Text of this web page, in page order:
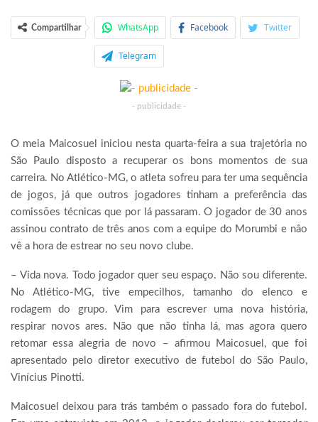
Compartilhar WhatsApp Facebook Twitter
Telegram
- publicidade -
O meia Maicosuel iniciou nesta quarta-feira a sua trajetória no
São Paulo disposto a recuperar os bons momentos de sua
carreira. No Atlético-MG, o atleta sofreu para ter uma sequência
de jogos, já que outros jogadores tinham a preferência das
comissões técnicas que por lá passaram. O jogador de 30 anos
assinou contrato de três anos com a equipe do Morumbi e nâo
vê a hora de estrear no seu novo clube.
– Vida nova. Todo jogador quer seu espaço. Não sou diferente.
No Atlético-MG, tive empecilhos, tamanho do elenco e
rodagem do grupo. Vim para escrever uma nova história,
respirar novos ares. Não que não tinha lá, mas agora quero
retomar essa alegria de novo – afirmou Maicosuel, que foi
apresentado pelo diretor executivo de futebol do São Paulo,
Vinícius Pinotti.
Maicosuel deixou para trás também o passado fora do futebol.